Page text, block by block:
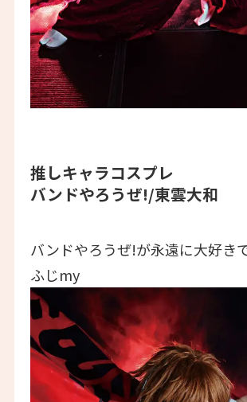
推しキャラコスプレ
バンドやろうぜ!/東雲大和
バンドやろうぜ!が永遠に大好き
ふじmy